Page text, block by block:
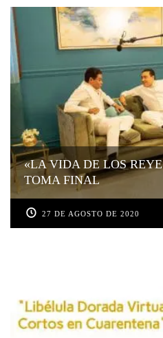
«LA VIDA DE LOS
TOMA FINAL
27 DE AGOSTO DE 2020